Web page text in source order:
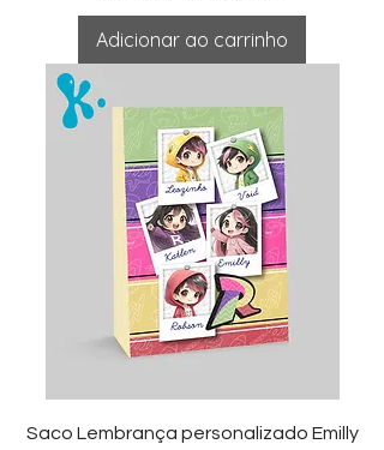
Adicionar ao carrinho
Saco Lembrança personalizado Emilly